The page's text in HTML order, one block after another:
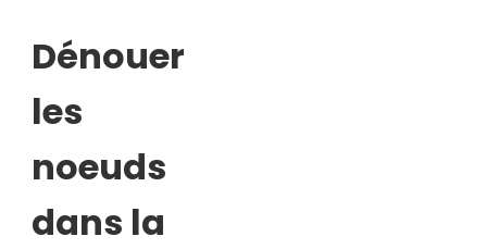
Dénouer
les
noeuds
dans la